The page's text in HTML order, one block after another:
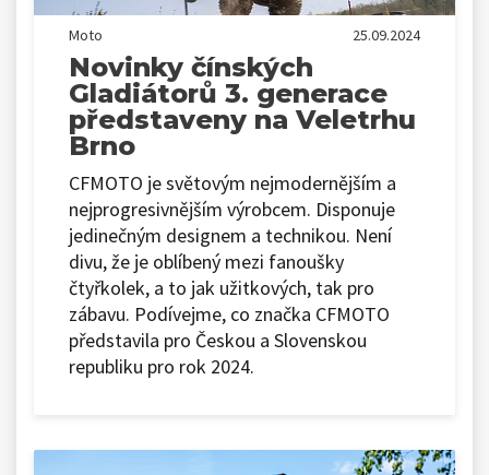
Moto 25.09.2024
Novinky čínských
Gladiátorů 3. generace
představeny na Veletrhu
Brno
CFMOTO je světovým nejmodernějším a
nejprogresivnějším výrobcem. Disponuje
jedinečným designem a technikou. Není
divu, že je oblíbený mezi fanoušky
čtyřkolek, a to jak užitkových, tak pro
zábavu. Podívejme, co značka CFMOTO
představila pro Českou a Slovenskou
republiku pro rok 2024.